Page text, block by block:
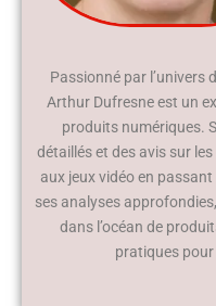
Passionné par l’univers
Arthur Dufresne est un
produits numériques.
détaillés et des avis sur
aux jeux vidéo en
ses analyses
dans l’océan de
pratiques pour